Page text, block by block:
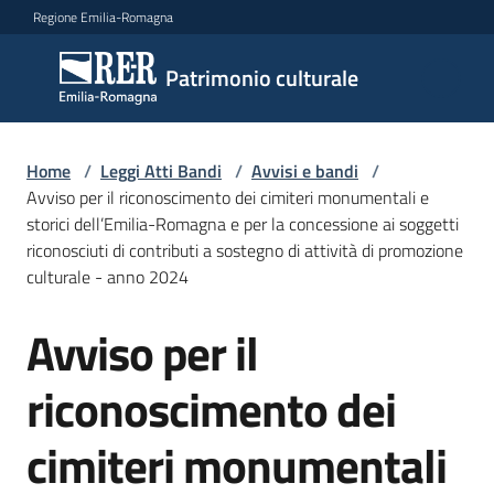
Vai al contenuto
Vai alla navigazione
Vai al footer
Regione Emilia-Romagna
Patrimonio culturale
Patrimonio
culturale
Argomenti
Novità
Servizi
Leggi
Atti
Bandi
Home / Leggi Atti Bandi / Avvisi e bandi /
Avviso per il riconoscimento dei cimiteri monumentali e
storici dell’Emilia-Romagna e per la concessione ai soggetti
riconosciuti di contributi a sostegno di attività di promozione
culturale - anno 2024
Salta al contenuto
Avviso per il
riconoscimento dei
cimiteri monumentali